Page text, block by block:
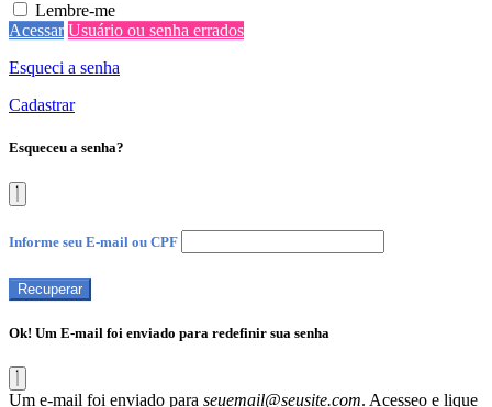
Lembre-me
Acessar Usuário ou senha errados
Esqueci a senha
Cadastrar
Esqueceu a senha?
Informe seu E-mail ou CPF
Recuperar
Ok! Um E-mail foi enviado para redefinir sua senha
Um e-mail foi enviado para seuemail@seusite.com. Acesseo e lique